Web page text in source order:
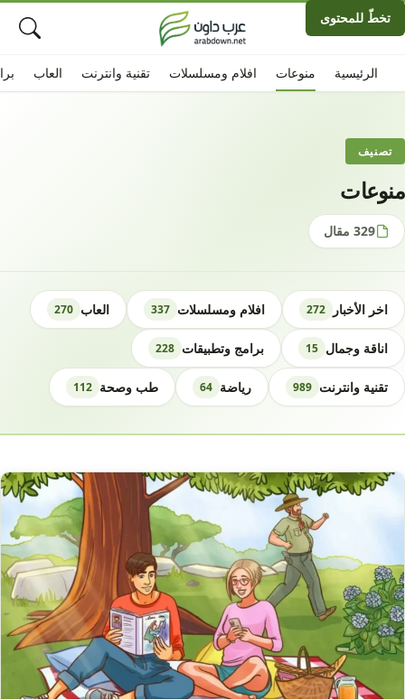
تخطّ للمحتوى
الرئيسية افلام ومسلسلات تقنية وانترنت العاب منوعات
تصنيف
منوعات
329 مقال
اخر الأخبار 272 افلام ومسلسلات 337 العاب 270
اناقة وجمال 15 برامج وتطبيقات 228
تقنية وانترنت 989 رياضة 64 طب وصحة 112